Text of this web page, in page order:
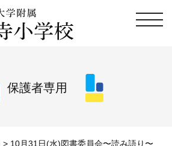
保護者専用
> 10月31日(水)図書委員会〜読み語り〜